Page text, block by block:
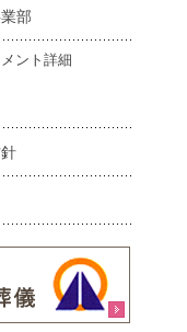
部
ント詳細